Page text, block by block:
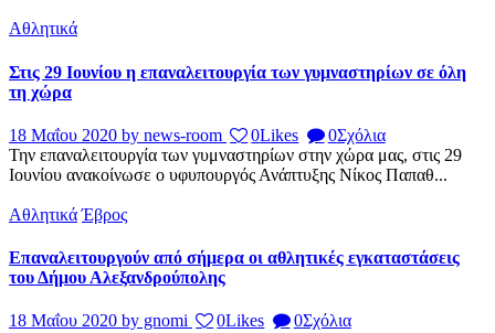
Αθλητικά
Στις 29 Ιουνίου η επαναλειτουργία των γυμναστηρίων σε όλη
τη χώρα
18 Μαΐου 2020 by news-room 0Likes 0Σχόλια
Την επαναλειτουργία των γυμναστηρίων στην χώρα μας, στις 29
Ιουνίου ανακοίνωσε ο υφυπουργός Ανάπτυξης Νίκος Παπαθ...
Αθλητικά Έβρος
Επαναλειτουργούν από σήμερα οι αθλητικές εγκαταστάσεις
του Δήμου Αλεξανδρούπολης
18 Μαΐου 2020 by gnomi 0Likes 0Σχόλια